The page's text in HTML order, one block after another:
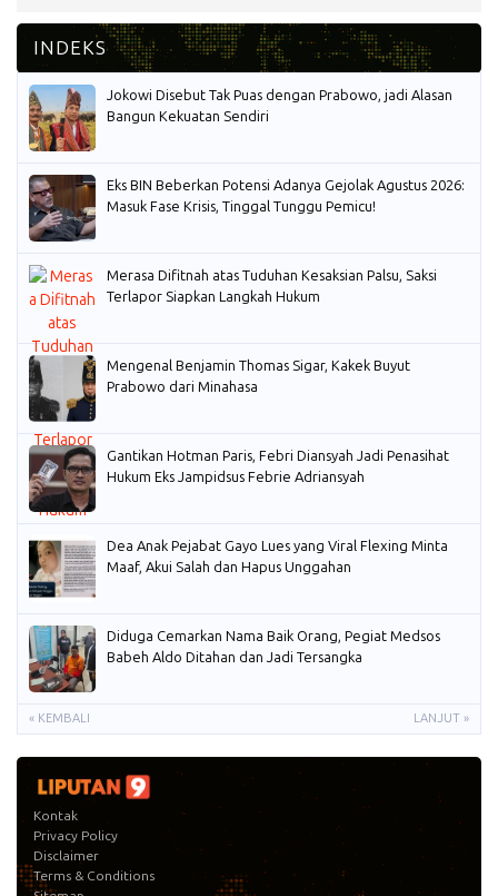
Jokowi Disebut Tak Puas dengan Prabowo, jadi Alasan
Bangun Kekuatan Sendiri
Eks BIN Beberkan Potensi Adanya Gejolak Agustus 2026:
Masuk Fase Krisis, Tinggal Tunggu Pemicu!
Merasa Difitnah atas Tuduhan Kesaksian Palsu, Saksi
Terlapor Siapkan Langkah Hukum
Mengenal Benjamin Thomas Sigar, Kakek Buyut
Prabowo dari Minahasa
Gantikan Hotman Paris, Febri Diansyah Jadi Penasihat
Hukum Eks Jampidsus Febrie Adriansyah
Dea Anak Pejabat Gayo Lues yang Viral Flexing Minta
Maaf, Akui Salah dan Hapus Unggahan
Diduga Cemarkan Nama Baik Orang, Pegiat Medsos
Babeh Aldo Ditahan dan Jadi Tersangka
« KEMBALI LANJUT »
Kontak
Privacy Policy
Disclaimer
Terms & Conditions